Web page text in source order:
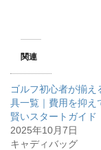
関連
ゴルフ初心者が揃え
具一覧｜費用を抑え
賢いスタートガイド
2025年10月7日
キャディバッグ